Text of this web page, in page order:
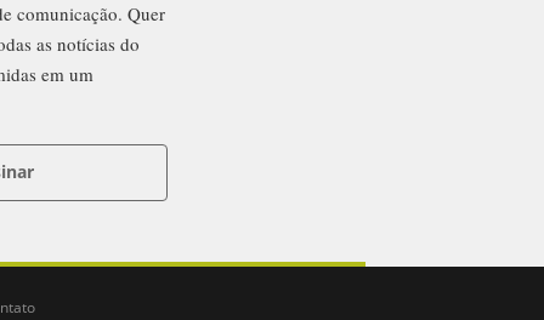
comunicação. Quer
as notícias do
em um